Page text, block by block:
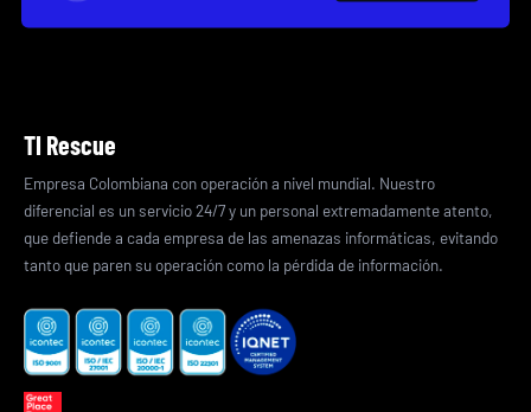
TI Rescue
Empresa Colombiana con operación a nivel mundial. Nuestro
diferencial es un servicio 24/7 y un personal extremadamente atento,
que defiende a cada empresa de las amenazas informáticas, evitando
tanto que paren su operación como la pérdida de información.